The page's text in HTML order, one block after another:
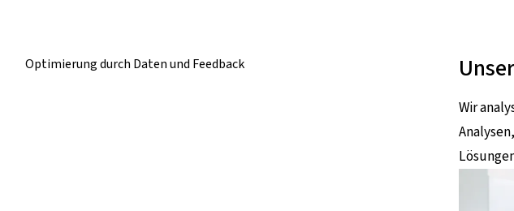
Optimierungdurch Daten und Feedback
Wir